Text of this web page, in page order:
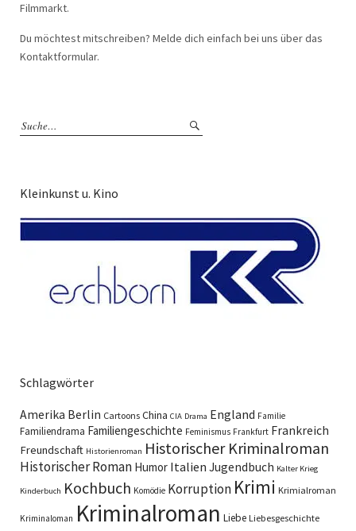
Filmmarkt.
Du möchtest mitschreiben? Melde dich einfach bei uns über das
Kontaktformular.
Kleinkunst u. Kino
Schlagwörter
Amerika Berlin Cartoons China CIA Drama England Familie
Familiendrama Familiengeschichte Feminismus Frankfurt Frankreich
Freundschaft Historienroman Historischer Kriminalroman
Historischer Roman Humor Italien Jugendbuch Kalter Krieg
Kinderbuch Kochbuch Komödie Korruption Krimi Krimialroman
Kriminaloman Kriminalroman Liebe Liebesgeschichte